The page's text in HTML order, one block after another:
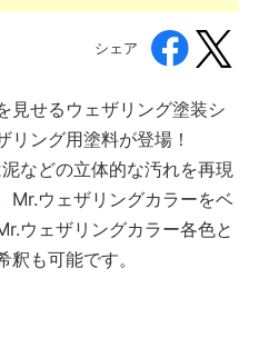
シェア
見せるウェザリング塗装シ
リング用塗料が登場！
などの立体的な汚れを再現
Mr.ウェザリングカラーをベ
ウェザリングカラー各色と
も可能です。